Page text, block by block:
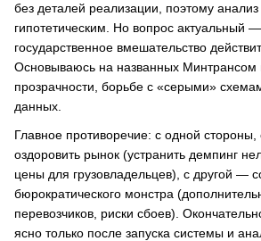
без деталей реализации, поэтому анализ
гипотетическим. Но вопрос актуальный
государственное вмешательство
Основываюсь на названных Минтрансом
прозрачности, борьбе с «серыми»
данных.
Главное противоречие: с одной
оздоровить рынок (устранить демпинг
цены для грузовладельцев), с другой —
бюрократического монстра
перевозчиков, риски сбоев).
ясно только после запуска системы и